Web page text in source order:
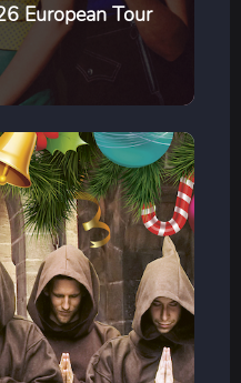
European Tour